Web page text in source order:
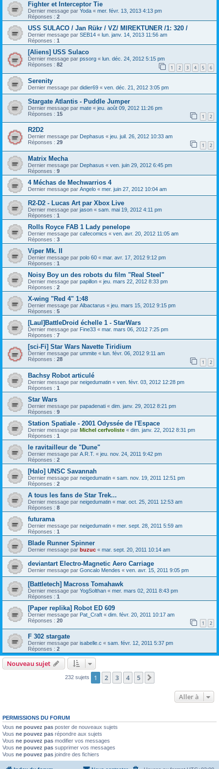
Fighter et Interceptor Tie
Dernier message par Yoda « mer. févr. 13, 2013 4:13 pm
Réponses : 2
USS SULACO / Jan Rükr / VZ/ MIREKTUNER /1: 320 /
Dernier message par SEB14 « lun. janv. 14, 2013 11:56 am
Réponses : 1
[Aliens] USS Sulaco
Dernier message par pssorg « lun. déc. 24, 2012 5:15 pm
Réponses : 82 1 2 3 4 5 6
Serenity
Dernier message par didier69 « ven. déc. 21, 2012 3:05 pm
Stargate Atlantis - Puddle Jumper
Dernier message par mate « jeu. août 09, 2012 11:26 pm
Réponses : 15 1 2
R2D2
Dernier message par Dephasus « jeu. juil. 26, 2012 10:33 am
Réponses : 29 1 2
Matrix Mecha
Dernier message par Dephasus « ven. juin 29, 2012 6:45 pm
Réponses : 9
4 Méchas de Mechwarrios 4
Dernier message par Angelo « mer. juin 27, 2012 10:04 am
R2-D2 - Lucas Art par Xbox Live
Dernier message par jason « sam. mai 19, 2012 4:11 pm
Réponses : 1
Rolls Royce FAB 1 Lady penelope
Dernier message par cafecomics « ven. avr. 20, 2012 11:05 am
Réponses : 3
Viper Mk. II
Dernier message par polo 60 « mar. avr. 17, 2012 9:12 pm
Réponses : 1
Noisy Boy un des robots du film "Real Steel"
Dernier message par papillon « jeu. mars 22, 2012 8:33 pm
Réponses : 2
X-wing "Red 4" 1:48
Dernier message par Albactarus « jeu. mars 15, 2012 9:15 pm
Réponses : 5
[Laul]BattleDroid échelle 1 - StarWars
Dernier message par Fine33 « mar. mars 06, 2012 7:25 pm
Réponses : 7
[sci-Fi] Star Wars Navette Tiridium
Dernier message par ummite « lun. févr. 06, 2012 9:11 am
Réponses : 28 1 2
Bachsy Robot articulé
Dernier message par neigedumatin « ven. févr. 03, 2012 12:28 pm
Réponses : 1
Star Wars
Dernier message par papadenati « dim. janv. 29, 2012 8:21 pm
Réponses : 9
Station Spatiale - 2001 Odyssée de l'Espace
Dernier message par Michel cerfvoliste « dim. janv. 22, 2012 8:31 pm
Réponses : 1
le ravitailleur de "Dune"
Dernier message par A.R.T. « jeu. nov. 24, 2011 9:42 pm
Réponses : 2
[Halo] UNSC Savannah
Dernier message par neigedumatin « sam. nov. 19, 2011 12:51 pm
Réponses : 2
A tous les fans de Star Trek...
Dernier message par neigedumatin « mar. oct. 25, 2011 12:53 am
Réponses : 8
futurama
Dernier message par neigedumatin « mer. sept. 28, 2011 5:59 am
Réponses : 1
Blade Runner Spinner
Dernier message par buzuc « mar. sept. 20, 2011 10:14 am
deviantart Electro-Magnetic Aero Carriage
Dernier message par Goncalo Mendes « ven. avr. 15, 2011 9:05 pm
[Battletech] Macross Tomahawk
Dernier message par YogSolthan « mer. mars 02, 2011 8:43 pm
Réponses : 1
[Paper replika] Robot ED 609
Dernier message par Pat_Craft « dim. févr. 20, 2011 10:17 am
Réponses : 20 1 2
F 302 stargate
Dernier message par isabelle.c « sam. févr. 12, 2011 5:37 pm
Réponses : 2
Nouveau sujet
232 sujets 1 2 3 4 5
Aller à
PERMISSIONS DU FORUM
Vous ne pouvez pas poster de nouveaux sujets
Vous ne pouvez pas répondre aux sujets
Vous ne pouvez pas modifier vos messages
Vous ne pouvez pas supprimer vos messages
Vous ne pouvez pas joindre des fichiers